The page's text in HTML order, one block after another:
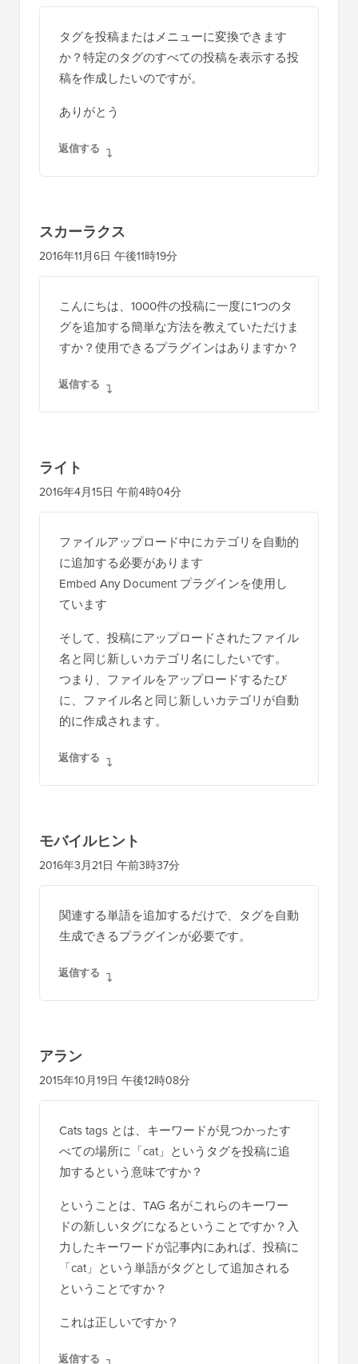
タグを投稿またはメニューに変換できます
か？特定のタグのすべての投稿を表示する投
稿を作成したいのですが。
ありがとう
返信する
スカーラクス
2016年11月6日 午後11時19分
こんにちは、1000件の投稿に一度に1つのタ
グを追加する簡単な方法を教えていただけま
すか？使用できるプラグインはありますか？
返信する
ライト
2016年4月15日 午前4時04分
ファイルアップロード中にカテゴリを自動的
に追加する必要があります
Embed Any Document プラグインを使用し
ています
そして、投稿にアップロードされたファイル
名と同じ新しいカテゴリ名にしたいです。
つまり、ファイルをアップロードするたび
に、ファイル名と同じ新しいカテゴリが自動
的に作成されます。
返信する
モバイルヒント
2016年3月21日 午前3時37分
関連する単語を追加するだけで、タグを自動
生成できるプラグインが必要です。
返信する
アラン
2015年10月19日 午後12時08分
Cats tags とは、キーワードが見つかったす
べての場所に「cat」というタグを投稿に追
加するという意味ですか？
ということは、TAG 名がこれらのキーワー
ドの新しいタグになるということですか？入
力したキーワードが記事内にあれば、投稿に
「cat」という単語がタグとして追加される
ということですか？
これは正しいですか？
返信する